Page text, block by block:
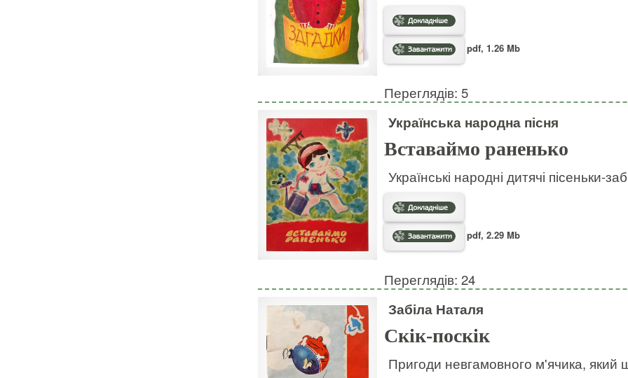
pdf, 1.26 Mb
Переглядів: 5
Українська народна пісня
Вставаймо раненько
Українські народні дитячі пісеньки-
pdf, 2.29 Mb
Переглядів: 24
Забіла Наталя
Скік-поскік
Пригоди невгамовного м'ячика, який